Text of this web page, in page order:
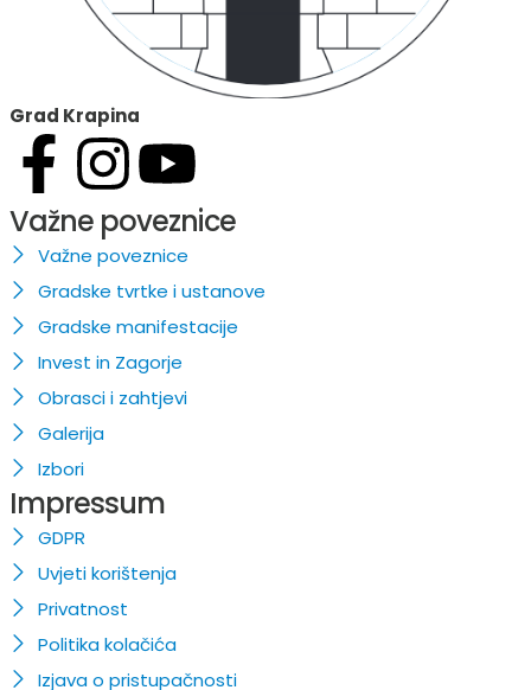
Grad Krapina
Važne poveznice
Važne poveznice
Gradske tvrtke i ustanove
Gradske manifestacije
Invest in Zagorje
Obrasci i zahtjevi
Galerija
Izbori
Impressum
GDPR
Uvjeti korištenja
Privatnost
Politika kolačića
Izjava o pristupačnosti